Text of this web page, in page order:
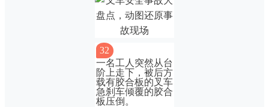
32
一名工人突然从台
阶上走下，被后方
载有胶合板的叉车
急刹车倾覆的胶合
板压倒。